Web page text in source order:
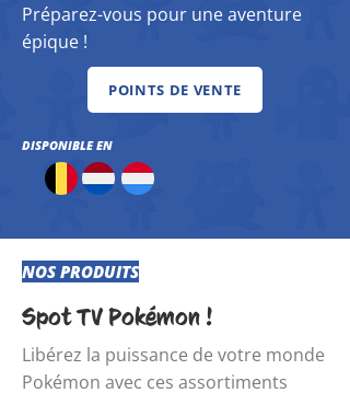
Préparez-vous pour une aventure
épique !
POINTS DE VENTE
DISPONIBLE EN
NOS PRODUITS
Spot TV Pokémon !
​Libérez la puissance de votre monde
Pokémon avec ces assortiments